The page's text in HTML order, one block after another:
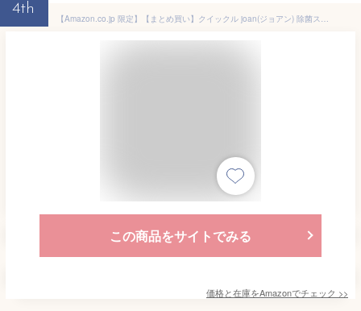
4th
【Amazon.co.jp 限定】【まとめ買い】クイックル joan(ジョアン) 除菌スプレー ノンアルコール 香り気にならない微香性 本体 + 詰め替え 計550ml
この商品をサイトでみる
価格と在庫をAmazonでチェック >>